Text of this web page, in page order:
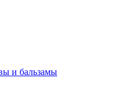
и бальзамы